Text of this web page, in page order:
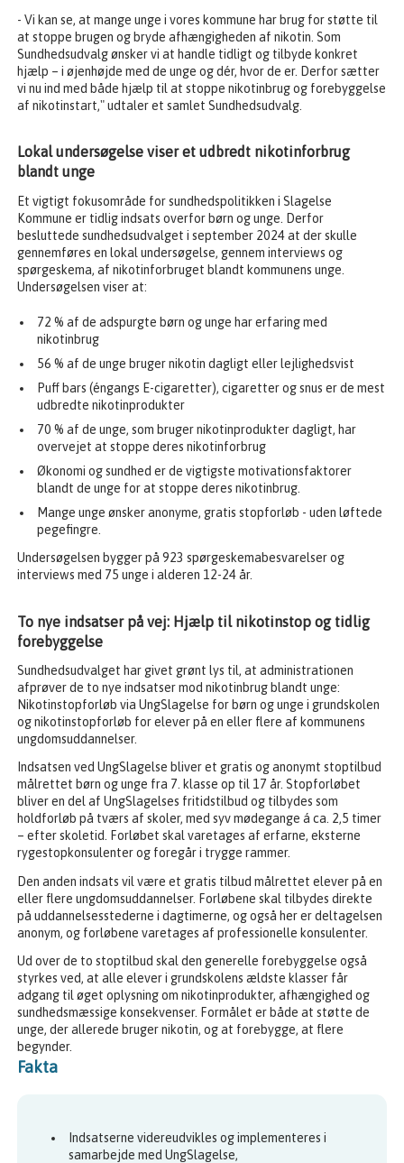
- Vi kan se, at mange unge i vores kommune har brug for støtte til
at stoppe brugen og bryde afhængigheden af nikotin. Som
Sundhedsudvalg ønsker vi at handle tidligt og tilbyde konkret
hjælp – i øjenhøjde med de unge og dér, hvor de er. Derfor sætter
vi nu ind med både hjælp til at stoppe nikotinbrug og forebyggelse
af nikotinstart," udtaler et samlet Sundhedsudvalg.
Lokal undersøgelse viser et udbredt nikotinforbrug
blandt unge
Et vigtigt fokusområde for sundhedspolitikken i Slagelse
Kommune er tidlig indsats overfor børn og unge. Derfor
besluttede sundhedsudvalget i september 2024 at der skulle
gennemføres en lokal undersøgelse, gennem interviews og
spørgeskema, af nikotinforbruget blandt kommunens unge.
Undersøgelsen viser at:
72 % af de adspurgte børn og unge har erfaring med
nikotinbrug
56 % af de unge bruger nikotin dagligt eller lejlighedsvist
Puff bars (éngangs E-cigaretter), cigaretter og snus er de mest
udbredte nikotinprodukter
70 % af de unge, som bruger nikotinprodukter dagligt, har
overvejet at stoppe deres nikotinforbrug
Økonomi og sundhed er de vigtigste motivationsfaktorer
blandt de unge for at stoppe deres nikotinbrug.
Mange unge ønsker anonyme, gratis stopforløb - uden løftede
pegefingre.
Undersøgelsen bygger på 923 spørgeskemabesvarelser og
interviews med 75 unge i alderen 12-24 år.
To nye indsatser på vej: Hjælp til nikotinstop og tidlig
forebyggelse
Sundhedsudvalget har givet grønt lys til, at administrationen
afprøver de to nye indsatser mod nikotinbrug blandt unge:
Nikotinstopforløb via UngSlagelse for børn og unge i grundskolen
og nikotinstopforløb for elever på en eller flere af kommunens
ungdomsuddannelser.
Indsatsen ved UngSlagelse bliver et gratis og anonymt stoptilbud
målrettet børn og unge fra 7. klasse op til 17 år. Stopforløbet
bliver en del af UngSlagelses fritidstilbud og tilbydes som
holdforløb på tværs af skoler, med syv mødegange á ca. 2,5 timer
– efter skoletid. Forløbet skal varetages af erfarne, eksterne
rygestopkonsulenter og foregår i trygge rammer.
Den anden indsats vil være et gratis tilbud målrettet elever på en
eller flere ungdomsuddannelser. Forløbene skal tilbydes direkte
på uddannelsesstederne i dagtimerne, og også her er deltagelsen
anonym, og forløbene varetages af professionelle konsulenter.
Ud over de to stoptilbud skal den generelle forebyggelse også
styrkes ved, at alle elever i grundskolens ældste klasser får
adgang til øget oplysning om nikotinprodukter, afhængighed og
sundhedsmæssige konsekvenser. Formålet er både at støtte de
unge, der allerede bruger nikotin, og at forebygge, at flere
begynder.
Fakta
Indsatserne videreudvikles og implementeres i
samarbejde med UngSlagelse,